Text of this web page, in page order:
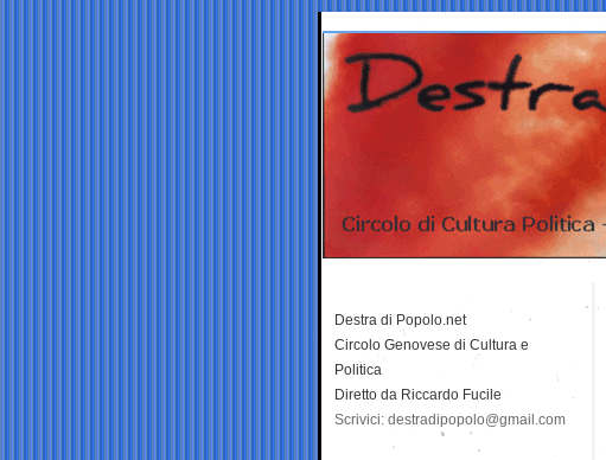
Destra di Popolo.net
Circolo Genovese di Cultura e
Politica
Diretto da Riccardo Fucile
Scrivici: destradipopolo@gmail.com